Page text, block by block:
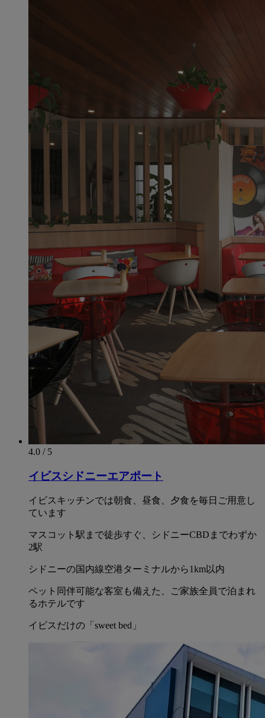
4.0 / 5
イビスシドニーエアポート
イビスキッチンでは朝食、昼食、夕食を毎日ご用意し
ています
マスコット駅まで徒歩すぐ、シドニーCBDまでわずか
2駅
シドニーの国内線空港ターミナルから1km以内
ペット同伴可能な客室も備えた、ご家族全員で泊まれ
るホテルです
イビスだけの「sweet bed」